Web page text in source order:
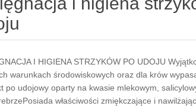
I HIGIENA STRZYKÓW PO UDOJU
warunkach środowiskowych oraz dla krów
po udojowy oparty na kwasie mlekowym,
właściwości zmiękczające i